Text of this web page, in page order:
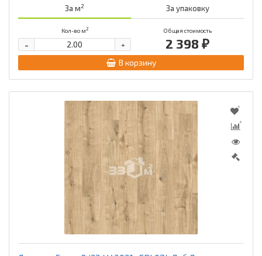
За м2 За упаковку
Кол-во м2 Общая стоимость
2 398 ₽
+
-
В корзину